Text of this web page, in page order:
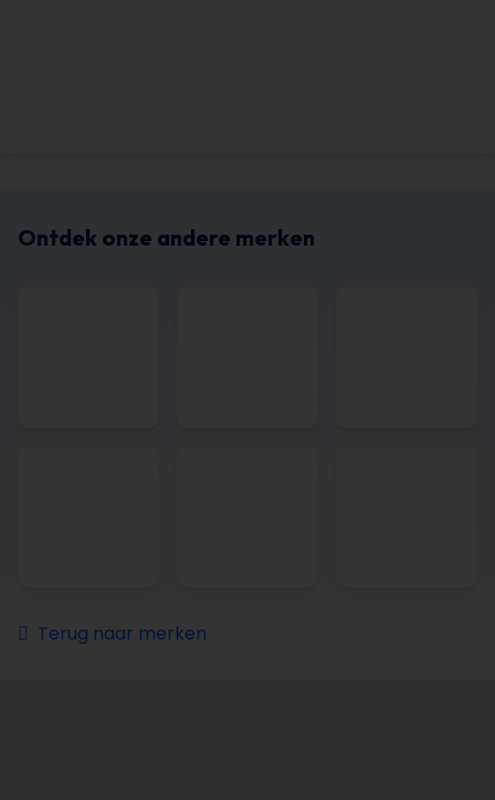
Ontdek onze andere merken
Terug naar merken